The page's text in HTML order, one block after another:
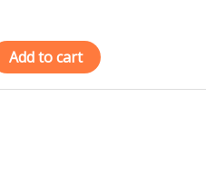
Add to cart